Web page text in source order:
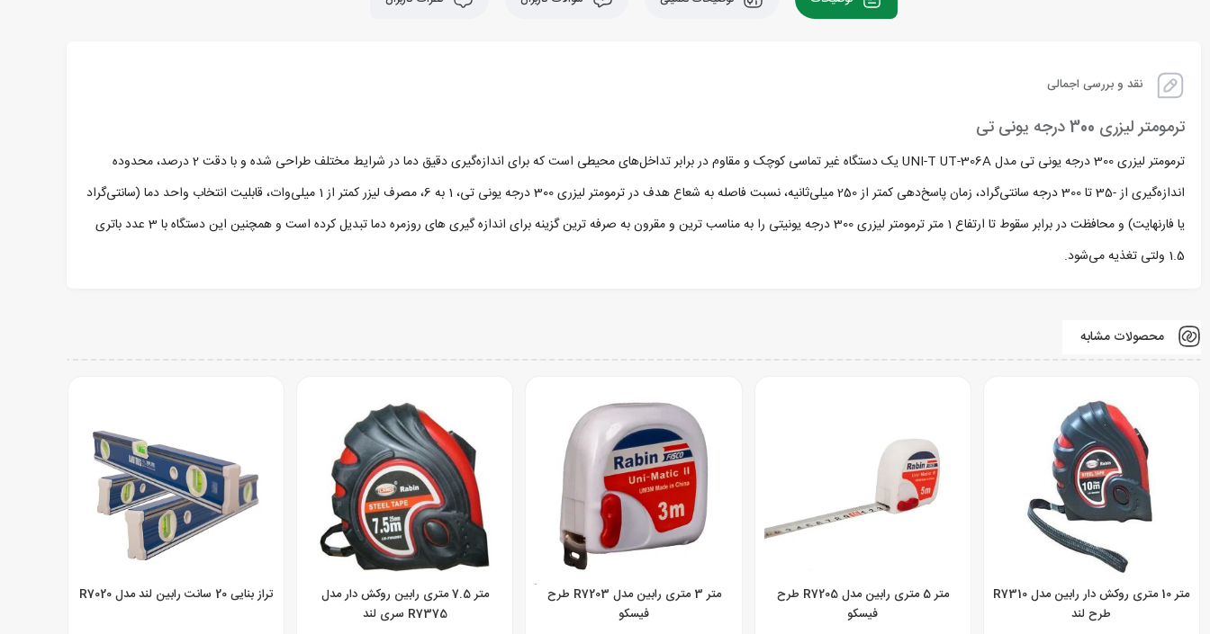
نقد و بررسی اجمالی
ترمومتر لیزری 300 درجه یونی تی
ترمومتر لیزری 300 درجه یونی تی مدل UNI-T UT-306A یک دستگاه غیر تماسی کوچک و مقاوم در برابر تداخل‌های محیطی است که برای اندازه‌گیری دقیق دما در شرایط مختلف طراحی شده و با دقت 2 درصد، محدوده
اندازه‌گیری از -35 تا 300 درجه سانتی‌گراد، زمان پاسخ‌دهی کمتر از 250 میلی‌ثانیه، نسبت فاصله به شعاع هدف در ترمومتر لیزری 300 درجه یونی تی، 1 به 6، مصرف لیزر کمتر از 1 میلی‌وات، قابلیت انتخاب واحد دما (سانتی‌گراد
یا فارنهایت) و محافظت در برابر سقوط تا ارتفاع 1 متر ترمومتر لیزری 300 درجه یونیتی را به مناسب ترین و مقرون به صرفه ترین گزینه برای اندازه گیری های روزمره دما تبدیل کرده است و همچنین این دستگاه با 3 عدد باتری
1.5 ولتی تغذیه می‌شود.
محصولات مشابه
متر 10 متری روکش دار رابین مدل R7310
طرح لند
متر 5 متری رابین مدل R7205 طرح
فیسکو
متر 3 متری رابین مدل R7203 طرح
فیسکو
متر 7.5 متری رابین روکش دار مدل
R7375 سری لند
تراز بنایی 20 سانت رابین لند مدل R7020